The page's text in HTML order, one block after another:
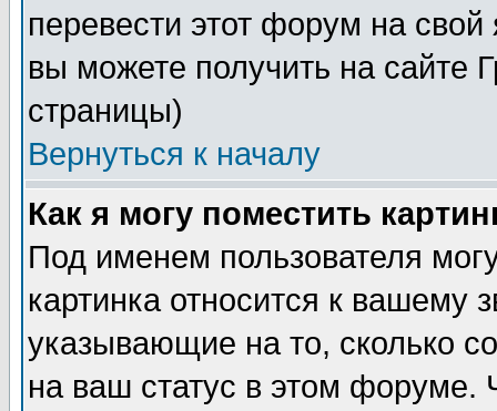
перевести этот форум на
вы можете получить на сайте
страницы)
Вернуться к началу
Как я могу поместить
Под именем пользователя
картинка относится к вашему
указывающие на то, сколько
на ваш статус в этом форуме.